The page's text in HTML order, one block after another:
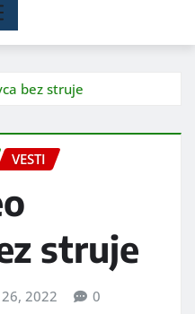
bez struje
VESTI
struje
26, 2022 0